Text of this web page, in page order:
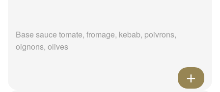
Base sauce tomate, fromage, kebab, poivrons,
oignons, olives